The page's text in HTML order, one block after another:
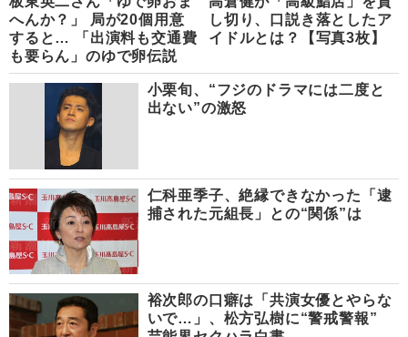
へんか？」 局が20個用意
すると… 「出演料も交通費
も要らん」のゆで卵伝説
し切り、口説き落としたア
イドルとは？【写真3枚】
小栗旬、“フジのドラマには二度と
出ない”の激怒
仁科亜季子、絶縁できなかった「逮
捕された元組長」との“関係”は
裕次郎の口癖は「共演女優とやらな
いで…」、松方弘樹に“警戒警報”